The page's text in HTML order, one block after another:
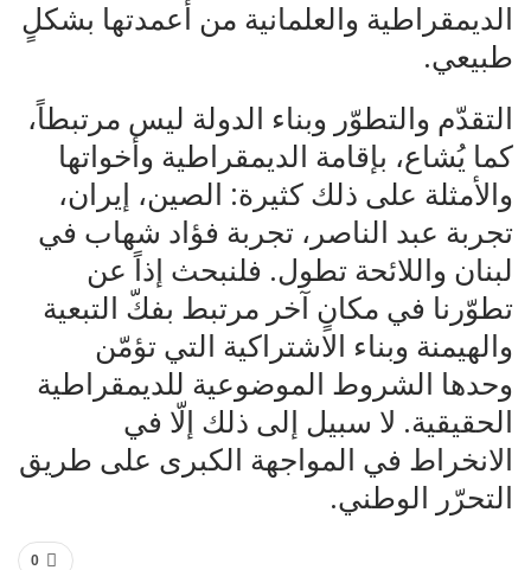
الديمقراطية والعلمانية من أعمدتها بشكلٍ
طبيعي.
التقدّم والتطوّر وبناء الدولة ليس مرتبطاً،
كما يُشاع، بإقامة الديمقراطية وأخواتها
والأمثلة على ذلك كثيرة: الصين، إيران،
تجربة عبد الناصر، تجربة فؤاد شهاب في
لبنان واللائحة تطول. فلنبحث إذاً عن
تطوّرنا في مكانٍ آخر مرتبط بفكّ التبعية
والهيمنة وبناء الاشتراكية التي تؤمّن
وحدها الشروط الموضوعية للديمقراطية
الحقيقية. لا سبيل إلى ذلك إلّا في
الانخراط في المواجهة الكبرى على طريق
التحرّر الوطني.
0